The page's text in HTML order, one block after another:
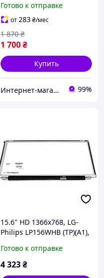
1920x1080, Светодиодная
(LED), крепления вверх/
вниз,
Готово к отправке
от283₴/мес
1 700₴
1 870 ₴
Купить
Интернет-магазин "SmartPart" 99%
15.6" HD 1366x768, LG-
Philips LP156WHB (TP)(A1),
справа), глянцевая, slim
Готово к отправке
4 323₴